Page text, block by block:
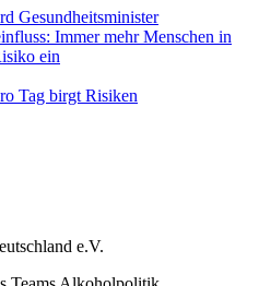
Gesundheitsminister
Immer mehr Menschen in
ein
Tag birgt Risiken
e.V.